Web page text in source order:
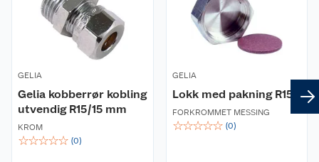
Materialkvalitet, tilkobling 1: Messing-
avsinkingsfri
Materialkvalitet,tilkobling 2: Messing-
avsinkingsfri
Maksimalt driftstrykk ved 20 °C: 16 bar
Overflatebeskyttelse tilkobling 1:
Forkrommet
Overflatebeskyttelse tilkobling 2:
Forkrommet
GELIA
Gelia kobberrør kobling
utvendig R15/15 mm
KROM
☆☆☆☆☆ (0)
GELIA
Lokk med pakning R15
FORKROMMET MESSING
☆☆☆☆☆ (0)